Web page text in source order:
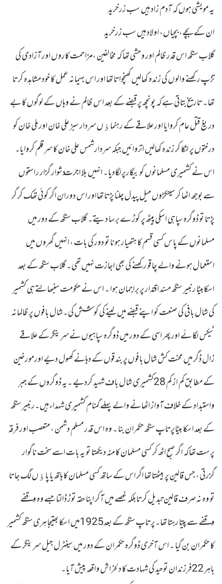
یہ مویشی ہوں کہ آدم زاد ہیں سب زرخرید
ان کے بچے، بچیاں، اولاد ہیں سب زرخرید
گلاب سنگھ اس قدر ظالم اور وحشی تھا کہ مخالفین ،مزاحمت کاروں اور آزادی کی
تڑپ رکھنے والوں کی زندہ کھالیں کھنچواتا تھا اور اس بہیمانہ عمل کا خود مشاہدہ کرتا
تھا۔ تاریخ بتاتی ہے کہ پونچھ پر قبضے کے بعد اس ظالم نے وہاں کے لوگوں کا بے
دریغ قتل عام کروایا اور علاقے کے رہنماﺅں سردار سبز علی خان اور ملی خان کو
درختوں پر لٹکا کر زندہ کھالیں اتروائیں جبکہ سردارشمس علی خان کا سر قلم کروایا۔
اس نے کشمیری مسلمانوں کو بیگارپرلگادیا۔ انہیں بلا اجرت دشوار گزار راستوں
سے بوجھ اٹھا کر سینکڑوں میل پیدل چلنا پڑتا تھااور اس دوران اگر کوئی تھک کر گر
پڑتا تو ڈوگرہ سپاہی اسکی پیٹھ پر کوڑ ے برسا دیتے۔ گلاب سنگھ کے دور میں
مسلمانوں کے پاس کسی قسم کا ہتھیار ہونا تو دور کی بات ، انہیں گھروں میں
استعمال ہونے والے چاقو رکھنے کی بھی اجازت نہیں تھی۔ گلاب سنگھ کے بعد
اسکابیٹا رنبیر سنگھ مسند اقتدار پر براجمان ہوا ۔ اس نے حکومت سنبھالتے ہی کشمیر
کی شال بافی کی صنعت کو اپنے قبضے میں لینے کی کوشش کی۔شال بافوں پر ظالمانہ
ٹیکس لگا ئے اور پھر اسی کے دور میں ڈوگرہ سپاہیوں نے سرینگر کے علاقے
زال ڈگر میں محنت کش شال بافوں پر بندقوں کے دہانے کھول دیے اورمورخین
کے مطابق کم از کم 28کشمیری شال باف شہید کردیے ۔یہ ڈوگروں کے جبر
واستبداد کے خلاف آواز اٹھانے والے پہلے گمنام کشمیری شہداءہیں۔رنبیر سنگھ
کے بعد اسکا بیٹاپرتاپ سنگھ حکمران بنا ۔ وہ اس قدر مسلم دشمن ، متعصب اور فرقہ
پرست تھاکہ اگر صبح اٹھ کر کسی مسلمان کا منہ دیکھتا تو یہ بات اسے سخت ناگوار
گزرتی ، جس قالین پر بیٹھتا تھا اگر اس کے ساتھ کسی مسلمان کا ہاتھ یا پاﺅں لگ جاتا
تو وہ نہ صرف قالین تبدیل کرتابلکہ غصے میں آکر اپنا حقہ توڑ ڈالتا جسے وہ وقفے
وقفے سے پیتا رہتا تھا۔پرتاپ سنگھ کے بعد1925میں اسکا بھتیجا ہری سنگھ کشمیر
کا حکمران بن گیا ۔ اس آخری ڈوگرہ حکمران کے دور میں سینٹرل جیل سرینگر کے
باہر 22فرزندان توحید کی شہادت کا دلخراش واقعہ پیش آیا۔